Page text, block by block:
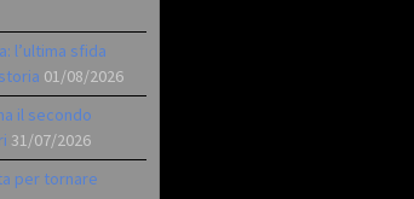
l’ultima sfida
01/08/2026
il secondo
31/07/2026
per tornare